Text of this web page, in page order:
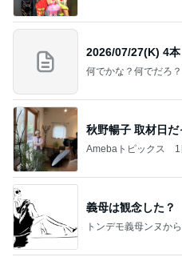
2026/07/27(K) 4本
何でかな？何でだろ？
秋野暢子 取材日
Amebaトピックス
義母は観念した？
トンデモ義母ンヌか